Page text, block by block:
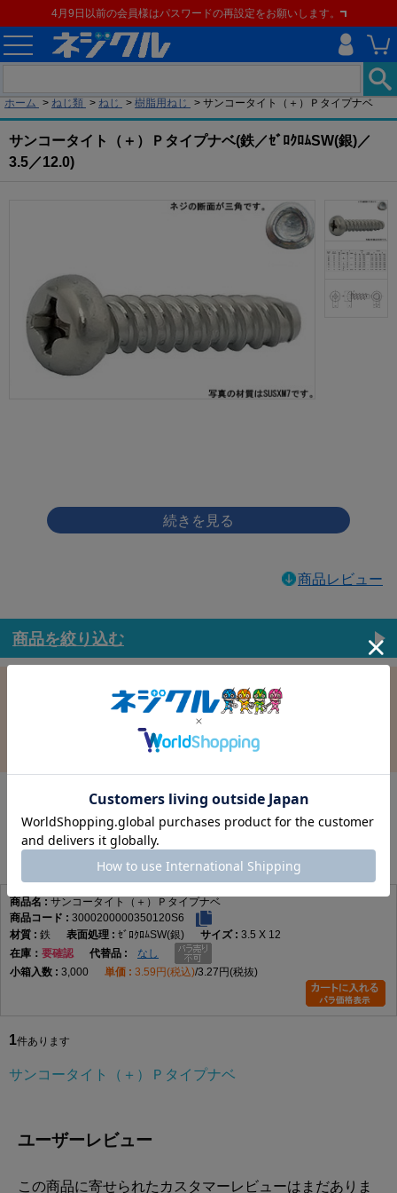
4月9日以前の会員様はパスワードの再設定をお願いします。
ホーム > ねじ類 > ねじ > 樹脂用ねじ > サンコータイト（＋）Ｐタイプナベ
サンコータイト（＋）Ｐタイプナベ(鉄／ｾﾞﾛｸﾛﾑSW(銀)／
3.5／12.0)
商品レビュー
商品を絞り込む
表面処理：ｾﾞﾛｸﾛﾑSW(銀)
在庫：
サンコータイト（＋）Ｐタイプナベ
サンコータイト（＋）Ｐタイプナベ
3000200000350120S6
鉄
ｾﾞﾛｸﾛﾑSW(銀)
3.5 X 12
在庫
要確認
なし
3,000
3.59円(税込) 3.27円(税抜)
1件あります
サンコータイト（＋）Ｐタイプナベ
ユーザーレビュー
この商品に寄せられたカスタマーレビューはまだありま